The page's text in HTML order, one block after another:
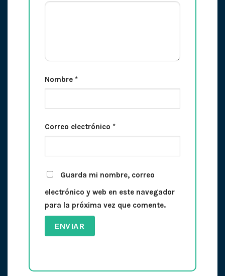
Nombre *
Correo electrónico *
Guarda mi nombre, correo
electrónico y web en este navegador
para la próxima vez que comente.